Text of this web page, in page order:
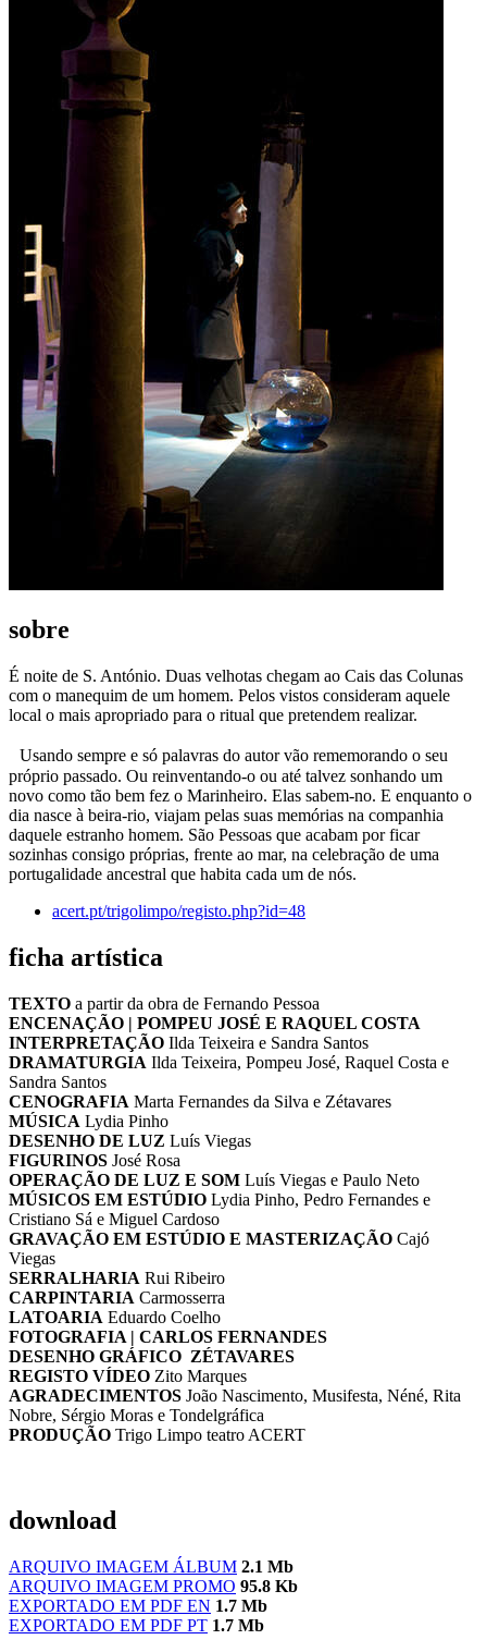
sobre
É noite de S. António. Duas velhotas chegam ao Cais das Colunas
com o manequim de um homem. Pelos vistos consideram aquele
local o mais apropriado para o ritual que pretendem realizar.
Usando sempre e só palavras do autor vão rememorando o seu
próprio passado. Ou reinventando-o ou até talvez sonhando um
novo como tão bem fez o Marinheiro. Elas sabem-no. E enquanto o
dia nasce à beira-rio, viajam pelas suas memórias na companhia
daquele estranho homem. São Pessoas que acabam por ficar
sozinhas consigo próprias, frente ao mar, na celebração de uma
portugalidade ancestral que habita cada um de nós.
acert.pt/trigolimpo/registo.php?id=48
ficha artística
TEXTO a partir da obra de Fernando Pessoa
ENCENAÇÃO | POMPEU JOSÉ E RAQUEL COSTA
INTERPRETAÇÃO Ilda Teixeira e Sandra Santos
DRAMATURGIA Ilda Teixeira, Pompeu José, Raquel Costa e
Sandra Santos
CENOGRAFIA Marta Fernandes da Silva e Zétavares
MÚSICA Lydia Pinho
DESENHO DE LUZ Luís Viegas
FIGURINOS José Rosa
OPERAÇÃO DE LUZ E SOM Luís Viegas e Paulo Neto
MÚSICOS EM ESTÚDIO Lydia Pinho, Pedro Fernandes e
Cristiano Sá e Miguel Cardoso
GRAVAÇÃO EM ESTÚDIO E MASTERIZAÇÃO Cajó
Viegas
SERRALHARIA Rui Ribeiro
CARPINTARIA Carmosserra
LATOARIA Eduardo Coelho
FOTOGRAFIA | CARLOS FERNANDES
DESENHO GRÁFICO ZÉTAVARES
REGISTO VÍDEO Zito Marques
AGRADECIMENTOS João Nascimento, Musifesta, Néné, Rita
Nobre, Sérgio Moras e Tondelgráfica
PRODUÇÃO Trigo Limpo teatro ACERT
download
ARQUIVO IMAGEM ÁLBUM 2.1 Mb
ARQUIVO IMAGEM PROMO 95.8 Kb
EXPORTADO EM PDF EN 1.7 Mb
EXPORTADO EM PDF PT 1.7 Mb